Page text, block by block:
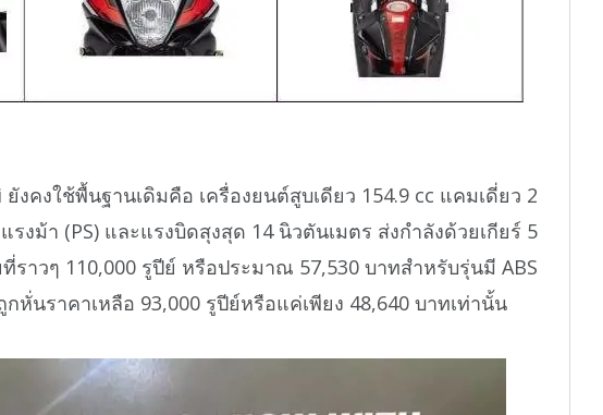
งคงใช้พื้นฐานเดิมคือ เครื่องยนต์สูบเดียว 154.9 cc แคมเดี่ยว 2
รงม้า (PS) และแรงบิดสุงสุด 14 นิวตันเมตร ส่งกำลังด้วยเกียร์ 5
ราวๆ 110,000 รูปีย์ หรือประมาณ 57,530 บาทสำหรับรุ่นมี ABS
หั่นราคาเหลือ 93,000 รูปีย์หรือแค่เพียง 48,640 บาทเท่านั้น